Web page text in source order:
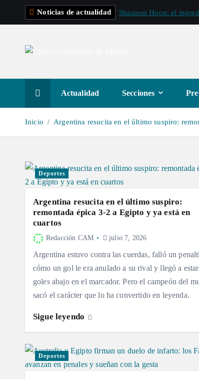
Noticias de actualidad Shannon Hoon: el
Actualidad Secciones
Inicio Argentina resucita en el último suspiro:
Deportes
Argentina resucita en el último suspiro:
remontada épica 3-2 a Egipto y ya está en
cuartos
Redacción CAM julio 7, 2026
Argentina estuvo contra las cuerdas, falló un
cómo un gol le era anulado a su rival y llegó a
goles abajo en el marcador. Pero el campeón del
sacó el carácter que lo ha convertido en leyenda.
Sigue leyendo
Deportes